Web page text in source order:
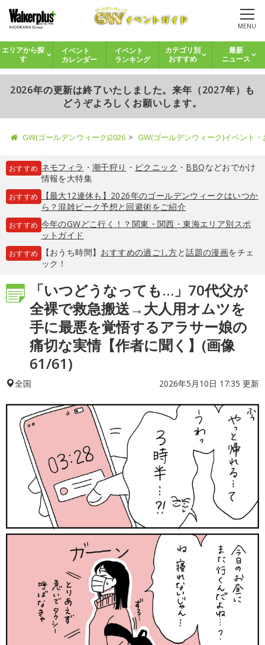
MENU
エリアから探
す
イベント
カレンダー
イベント
ランキング
カテゴリ別
おすすめ
最新
ニュース
2026年の更新は終了いたしました。来年（2027年）も
どうぞよろしくお願いします。
GW(ゴールデンウィーク)2026 GW(ゴールデンウィーク)イベント
おすすめ ネモフィラ ・ 潮干狩り ・ ピクニック ・ BBQなどおでかけ
情報を大特集
おすすめ
【最大12連休も】2026年のゴールデンウィークはいつか
ら？混雑ピーク予想と回避術をご紹介
おすすめ 今年のGWどこ行く！？関東・関西・東海エリア別スポ
ットガイド
おすすめ 【おうち時間】 おすすめの過ごし方と話題の漫画をチェ
ック！
「いつどうなっても…」70代父が
全裸で救急搬送→大人用オムツを
手に最悪を覚悟するアラサー娘の
痛切な実情【作者に聞く】(画像
61/61)
全国 2026年5月10日 17:35 更新